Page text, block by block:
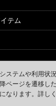
テム
ステムや利用状
ページを遷移し
なります。詳し